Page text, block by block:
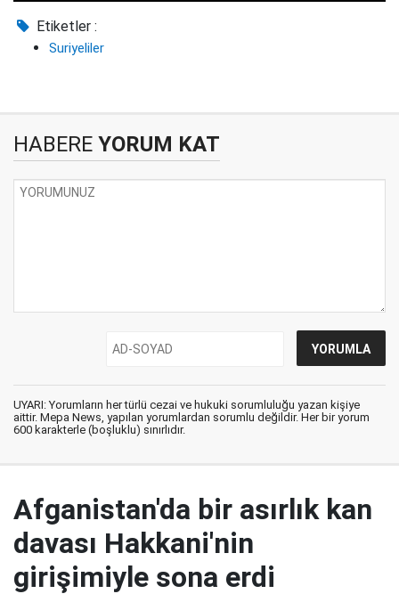
Etiketler :
Suriyeliler
HABERE YORUM KAT
UYARI: Yorumların her türlü cezai ve hukuki sorumluluğu yazan kişiye
aittir. Mepa News, yapılan yorumlardan sorumlu değildir. Her bir yorum
600 karakterle (boşluklu) sınırlıdır.
Afganistan'da bir asırlık kan
davası Hakkani'nin
girişimiyle sona erdi